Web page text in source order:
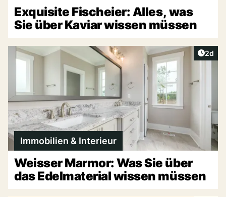
Exquisite Fischeier: Alles, was
Sie über Kaviar wissen müssen
2d
Immobilien & Interieur
Weisser Marmor: Was Sie über
das Edelmaterial wissen müssen